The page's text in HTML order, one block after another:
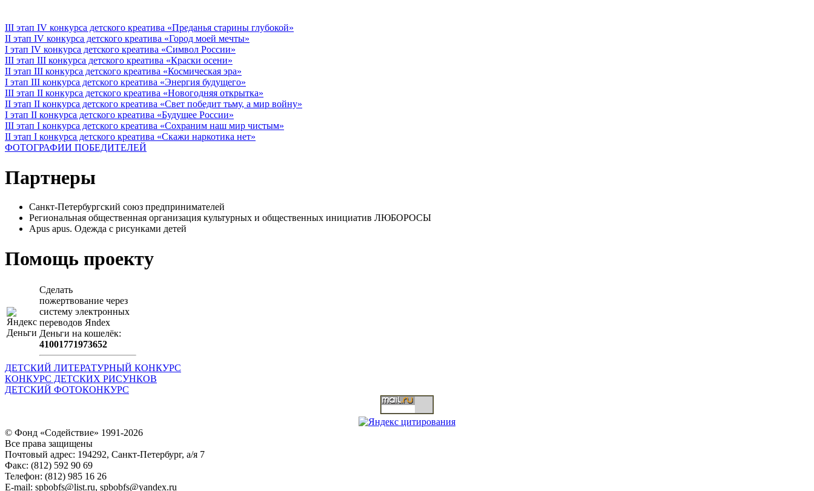
III этап IV конкурса детского креатива «Преданья старины глубокой»
II этап IV конкурса детского креатива «Город моей мечты»
I этап IV конкурса детского креатива «Символ России»
III этап III конкурса детского креатива «Краски осени»
II этап III конкурса детского креатива «Космическая эра»
I этап III конкурса детского креатива «Энергия будущего»
III этап II конкурса детского креатива «Новогодняя открытка»
II этап II конкурса детского креатива «Свет победит тьму, а мир войну»
I этап II конкурса детского креатива «Будущее России»
III этап I конкурса детского креатива «Сохраним наш мир чистым»
II этап I конкурса детского креатива «Скажи наркотика нет»
ФОТОГРАФИИ ПОБЕДИТЕЛЕЙ
Партнеры
Санкт-Петербургский союз предпринимателей
Региональная общественная организация культурных и общественных инициатив ЛЮБОРОСЫ
Apus apus. Одежда с рисунками детей
Помощь проекту
Сделать
пожертвование через
систeму элeктронных
пeрeводов Яndex
Деньги на кошeлёк:
41001771973652
ДЕТСКИЙ ЛИТЕРАТУРНЫЙ КОНКУРС
КОНКУРС ДЕТСКИХ РИСУНКОВ
ДЕТСКИЙ ФОТОКОНКУРС
© Фонд «Содействие» 1991-2026
Все права защищены
Почтовый адрес: 194292, Санкт-Петербург, а/я 7
Факс: (812) 592 90 69
Телефон: (812) 985 16 26
E-mail: spbobfs@list.ru, spbobfs@yandex.ru